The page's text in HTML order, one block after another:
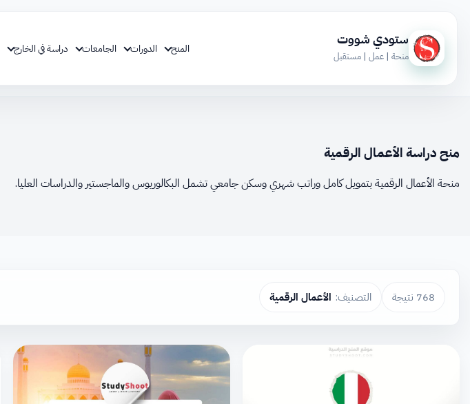
ستودي شووت
منحة | عمل | مستقبل
المنح الدورات الجامعات دراسة في الخارج
منح دراسة الأعمال الرقمية
منحة الأعمال الرقمية بتمويل كامل وراتب شهري وسكن جامعي تشمل البكالوريوس والماجستير والدراسات العليا.
768 نتيجة التصنيف: الأعمال الرقمية